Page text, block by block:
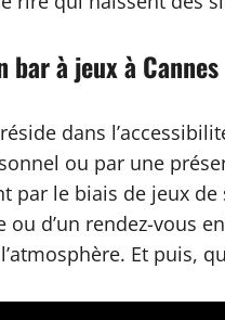
bar à jeux à Cannes
dans
ou par une
par le biais de jeux
d’un rendez-vous
Et puis,